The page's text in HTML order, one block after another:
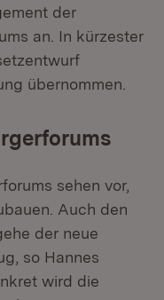
der
an. In kürzester
übernommen.
sehen vor,
Auch den
der neue
so Hannes
wird die